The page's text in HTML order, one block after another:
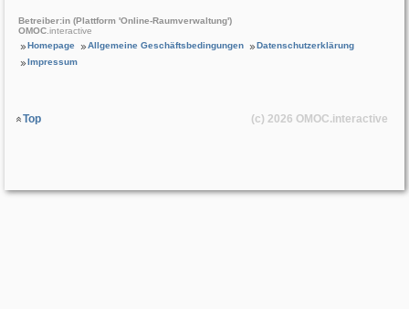
Betreiber:in (Plattform 'Online-Raumverwaltung')
OMOC .interactive
Homepage
Allgemeine Geschäftsbedingungen
Datenschutzerklärung
Impressum
Top (c) 2026 OMOC.interactive